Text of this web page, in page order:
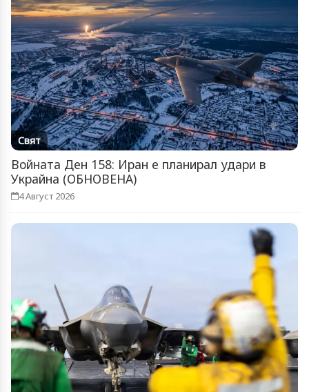
Свят
Войната Ден 158: Иран е планирал удари в
Украйна (ОБНОВЕНА)
4 Август 2026